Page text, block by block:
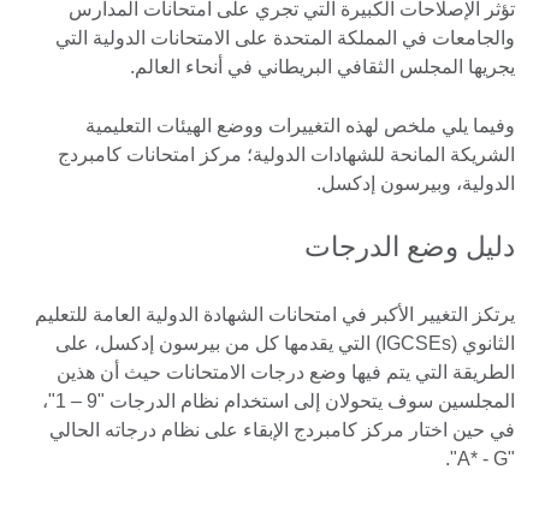
تؤثر الإصلاحات الكبيرة التي تجري على امتحانات المدارس
والجامعات في المملكة المتحدة على الامتحانات الدولية التي
يجريها المجلس الثقافي البريطاني في أنحاء العالم.
وفيما يلي ملخص لهذه التغييرات ووضع الهيئات التعليمية
الشريكة المانحة للشهادات الدولية؛ مركز امتحانات كامبردج
الدولية، وبيرسون إدكسل.
دليل وضع الدرجات
يرتكز التغيير الأكبر في امتحانات الشهادة الدولية العامة للتعليم
الثانوي (IGCSEs) التي يقدمها كل من بيرسون إدكسل، على
الطريقة التي يتم فيها وضع درجات الامتحانات حيث أن هذين
المجلسين سوف يتحولان إلى استخدام نظام الدرجات "9 – 1"،
في حين اختار مركز كامبردج الإبقاء على نظام درجاته الحالي
"A* - G".